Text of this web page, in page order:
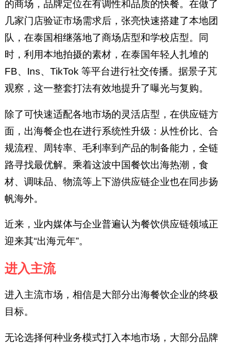
的商场，品牌定位在有调性和品质的快餐。在做了
几家门店验证市场需求后，张亮快速搭建了本地团
队，在泰国相继落地了商场店型和学校店型。同
时，利用本地拍摄的素材，在泰国年轻人扎堆的
FB、Ins、TikTok 等平台进行社交传播。据景子芃
观察，这一整套打法有效地提升了曝光与复购。
除了可快速适配各地市场的灵活店型，在供应链方
面，出海餐企也在进行系统性升级：从性价比、合
规流程、周转率、毛利率到产品的制备能力，全链
路寻找最优解。乘着这波中国餐饮出海热潮，食
材、调味品、物流等上下游供应链企业也在同步扬
帆海外。
近来，业内媒体与企业普遍认为餐饮供应链领域正
迎来其“出海元年”。
进入主流
进入主流市场，相信是大部分出海餐饮企业的终极
目标。
无论选择何种业务模式打入本地市场，大部分品牌